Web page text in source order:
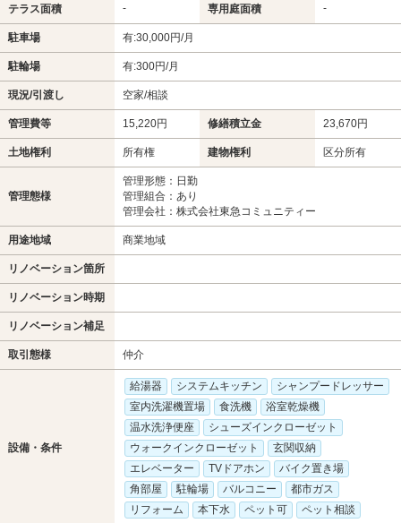
テラス面積 - 専用庭面積 -
駐車場 有:30,000円/月
駐輪場 有:300円/月
現況/引渡し 空家/相談
管理費等 15,220円 修繕積立金 23,670円
土地権利 所有権 建物権利 区分所有
管理態様
管理形態：日勤
管理組合：あり
管理会社：株式会社東急コミュニティー
用途地域 商業地域
リノベーション箇所
リノベーション時期
リノベーション補足
取引態様 仲介
設備・条件
給湯器 システムキッチン
シャンプードレッサー
室内洗濯機置場
食洗機
浴室乾燥機
温水洗浄便座
シューズインクローゼット
ウォークインクローゼット
玄関収納
エレベーター
TVドアホン
バイク置き場
角部屋
駐輪場 バルコニー
都市ガス
リフォーム
本下水 ペット可 ペット相談